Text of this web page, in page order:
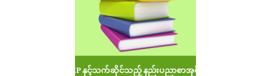
MOEP နှင့်သက်ဆိုင်သည့် နည်းပညာစာအုပ်များ